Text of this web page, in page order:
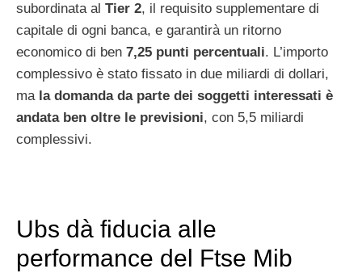
subordinata al Tier 2, il requisito supplementare di
capitale di ogni banca, e garantirà un ritorno
economico di ben 7,25 punti percentuali. L’importo
complessivo è stato fissato in due miliardi di dollari,
mala domanda da parte dei soggetti interessati è
andata ben oltre le previsioni, con 5,5 miliardi
complessivi.
Ubs dà fiducia alle
performance del Ftse Mib